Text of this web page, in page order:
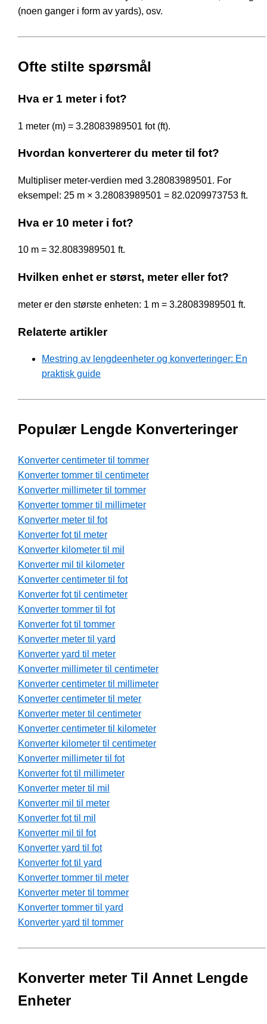
(noen ganger i form av yards), osv.
Ofte stilte spørsmål
Hva er 1 meter i fot?
1 meter (m) = 3.28083989501 fot (ft).
Hvordan konverterer du meter til fot?
Multipliser meter-verdien med 3.28083989501. For
eksempel: 25 m × 3.28083989501 = 82.0209973753 ft.
Hva er 10 meter i fot?
10 m = 32.8083989501 ft.
Hvilken enhet er størst, meter eller fot?
meter er den største enheten: 1 m = 3.28083989501 ft.
Relaterte artikler
Mestring av lengdeenheter og konverteringer: En
praktisk guide
Populær Lengde Konverteringer
Konverter centimeter til tommer
Konverter tommer til centimeter
Konverter millimeter til tommer
Konverter tommer til millimeter
Konverter meter til fot
Konverter fot til meter
Konverter kilometer til mil
Konverter mil til kilometer
Konverter centimeter til fot
Konverter fot til centimeter
Konverter tommer til fot
Konverter fot til tommer
Konverter meter til yard
Konverter yard til meter
Konverter millimeter til centimeter
Konverter centimeter til millimeter
Konverter centimeter til meter
Konverter meter til centimeter
Konverter centimeter til kilometer
Konverter kilometer til centimeter
Konverter millimeter til fot
Konverter fot til millimeter
Konverter meter til mil
Konverter mil til meter
Konverter fot til mil
Konverter mil til fot
Konverter yard til fot
Konverter fot til yard
Konverter tommer til meter
Konverter meter til tommer
Konverter tommer til yard
Konverter yard til tommer
Konverter meter Til Annet Lengde
Enheter